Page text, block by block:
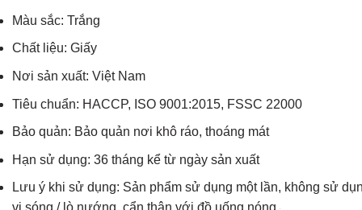
Màu sắc: Trắng
Chất liệu: Giấy
Nơi sản xuất: Việt Nam
Tiêu chuẩn: HACCP, ISO 9001:2015, FSSC 22000
Bảo quản: Bảo quản nơi khô ráo, thoáng mát
Hạn sử dụng: 36 tháng kể từ ngày sản xuất
Lưu ý khi sử dụng: Sản phẩm sử dụng một lần, không sử